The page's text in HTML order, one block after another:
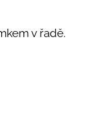
v řadě.